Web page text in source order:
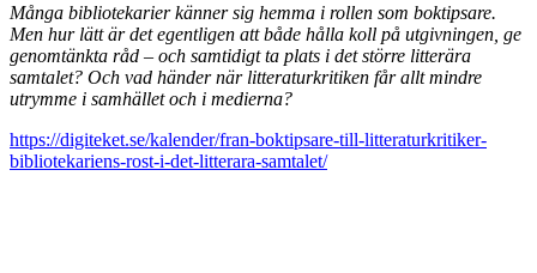
Många bibliotekarier känner sig hemma i rollen som boktipsare.
Men hur lätt är det egentligen att både hålla koll på utgivningen, ge
genomtänkta råd – och samtidigt ta plats i det större litterära
samtalet? Och vad händer när litteraturkritiken får allt mindre
utrymme i samhället och i medierna?
https://digiteket.se/kalender/fran-boktipsare-till-litteraturkritiker-
bibliotekariens-rost-i-det-litterara-samtalet/